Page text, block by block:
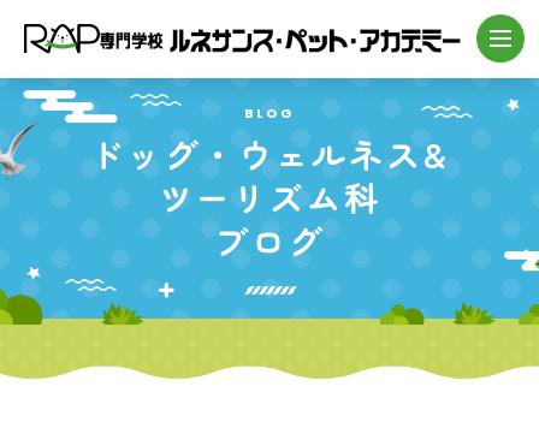
BLOG
ドッグ・ ウェルネス&
ツーリズム科
ブログ